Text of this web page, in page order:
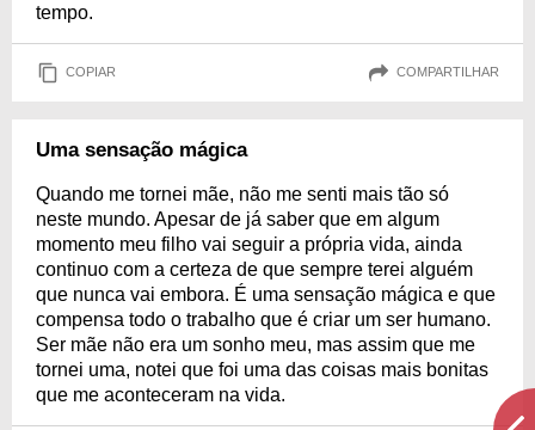
tempo.
COPIAR COMPARTILHAR
Uma sensação mágica
Quando me tornei mãe, não me senti mais tão só
neste mundo. Apesar de já saber que em algum
momento meu filho vai seguir a própria vida, ainda
continuo com a certeza de que sempre terei alguém
que nunca vai embora. É uma sensação mágica e que
compensa todo o trabalho que é criar um ser humano.
Ser mãe não era um sonho meu, mas assim que me
tornei uma, notei que foi uma das coisas mais bonitas
que me aconteceram na vida.